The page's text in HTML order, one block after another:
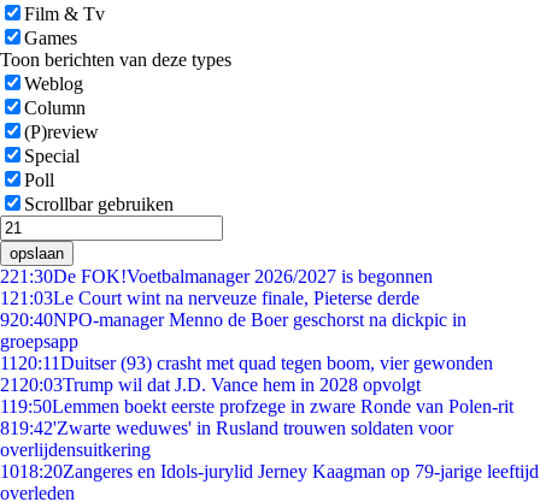
Film & Tv
Games
Toon berichten van deze types
Weblog
Column
(P)review
Special
Poll
Scrollbar gebruiken
opslaan
221:30De FOK!Voetbalmanager 2026/2027 is begonnen
1 21:03Le Court wint na nerveuze finale, Pieterse derde
920:40NPO-manager Menno de Boer geschorst na dickpic in
groepsapp
11 20:11Duitser (93) crasht met quad tegen boom, vier gewonden
21 20:03Trump wil dat J.D. Vance hem in 2028 opvolgt
119:50Lemmen boekt eerste profzege in zware Ronde van Polen-rit
819:42'Zwarte weduwes' in Rusland trouwen soldaten voor
overlijdensuitkering
1018:20Zangeres en Idols-jurylid Jerney Kaagman op 79-jarige leeftijd
overleden